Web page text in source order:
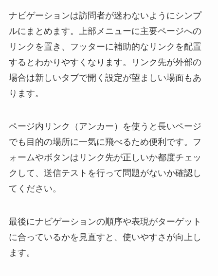
ナビゲーションは訪問者が迷わないようにシンプ
ルにまとめます。上部メニューに主要ページへの
リンクを置き、フッターに補助的なリンクを配置
するとわかりやすくなります。リンク先が外部の
場合は新しいタブで開く設定が望ましい場面もあ
ります。
ページ内リンク（アンカー）を使うと長いページ
でも目的の場所に一気に飛べるため便利です。フ
ォームやボタンはリンク先が正しいか都度チェッ
クして、送信テストを行って問題がないか確認し
てください。
最後にナビゲーションの順序や表現がターゲット
に合っているかを見直すと、使いやすさが向上し
ます。